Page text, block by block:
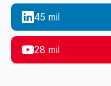
45 mil
28 mil